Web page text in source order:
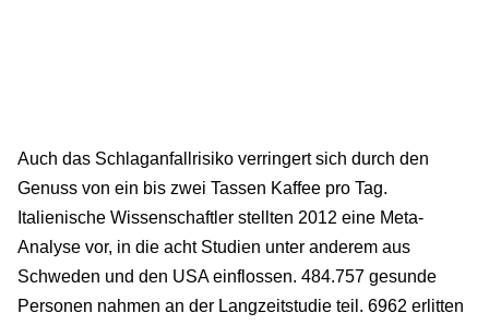
Auch das Schlaganfallrisiko verringert sich durch den
Genuss von ein bis zwei Tassen Kaffee pro Tag.
Italienische Wissenschaftler stellten 2012 eine Meta-
Analyse vor, in die acht Studien unter anderem aus
Schweden und den USA einflossen. 484.757 gesunde
Personen nahmen an der Langzeitstudie teil. 6962 erlitten